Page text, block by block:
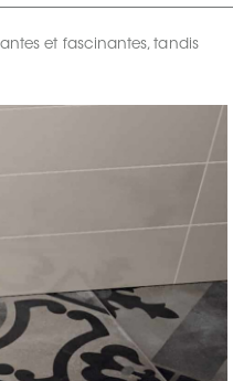
et fascinantes, tandis